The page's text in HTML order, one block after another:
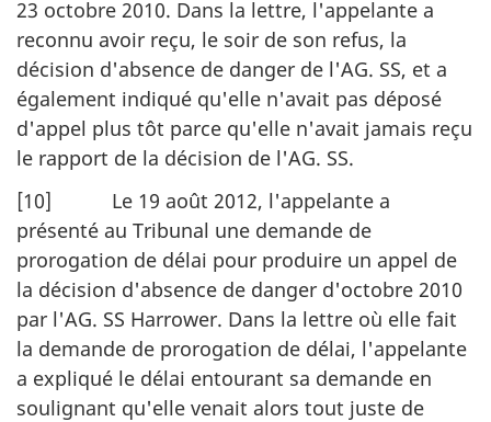
23 octobre 2010. Dans la lettre, l'appelante a
reconnu avoir reçu, le soir de son refus, la
décision d'absence de danger de l'AG. SS, et a
également indiqué qu'elle n'avait pas déposé
d'appel plus tôt parce qu'elle n'avait jamais reçu
le rapport de la décision de l'AG. SS.
[10] Le 19 août 2012, l'appelante a
présenté au Tribunal une demande de
prorogation de délai pour produire un appel de
la décision d'absence de danger d'octobre 2010
par l'AG. SS Harrower. Dans la lettre où elle fait
la demande de prorogation de délai, l'appelante
a expliqué le délai entourant sa demande en
soulignant qu'elle venait alors tout juste de